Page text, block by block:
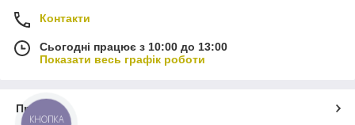
Контакти
Сьогодні працює з 10:00 до 13:00
Показати весь графік роботи
Про нас
КНОПКА